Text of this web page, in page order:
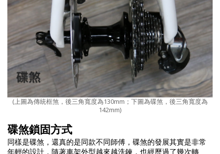
(上圖為傳統框煞，後三角寬度為130mm；下圖為碟煞，後三角寬度為
142mm)
碟煞鎖固方式
同樣是碟煞，還真的是同款不同師傅，碟煞的發展其實是非常
年輕的設計，隨著車架外型越來越洗鍊，也經歷過了幾次轉